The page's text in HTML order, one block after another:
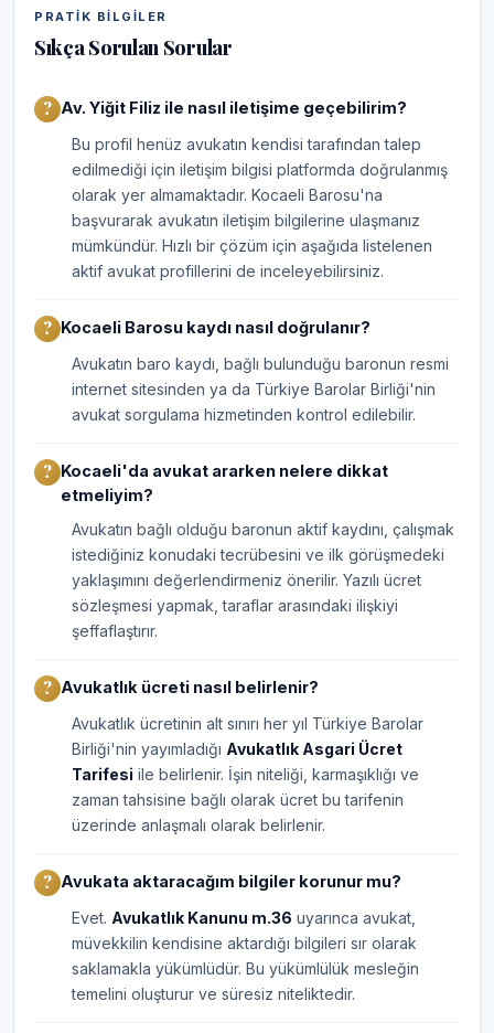
PRATIK BILGILER
Sıkça Sorulan Sorular
Av. Yiğit Filiz ile nasıl iletişime geçebilirim?
Bu profil henüz avukatın kendisi tarafından talep
edilmediği için iletişim bilgisi platformda doğrulanmış
olarak yer almamaktadır. Kocaeli Barosu'na
başvurarak avukatın iletişim bilgilerine ulaşmanız
mümkündür. Hızlı bir çözüm için aşağıda listelenen
aktif avukat profillerini de inceleyebilirsiniz.
Kocaeli Barosu kaydı nasıl doğrulanır?
Avukatın baro kaydı, bağlı bulunduğu baronun resmi
internet sitesinden ya da Türkiye Barolar Birliği'nin
avukat sorgulama hizmetinden kontrol edilebilir.
Kocaeli'da avukat ararken nelere dikkat
etmeliyim?
Avukatın bağlı olduğu baronun aktif kaydını, çalışmak
istediğiniz konudaki tecrübesini ve ilk görüşmedeki
yaklaşımını değerlendirmeniz önerilir. Yazılı ücret
sözleşmesi yapmak, taraflar arasındaki ilişkiyi
şeffaflaştırır.
Avukatlık ücreti nasıl belirlenir?
Avukatlık ücretinin alt sınırı her yıl Türkiye Barolar
Birliği'nin yayımladığı Avukatlık Asgari Ücret
Tarifesi ile belirlenir. İşin niteliği, karmaşıklığı ve
zaman tahsisine bağlı olarak ücret bu tarifenin
üzerinde anlaşmalı olarak belirlenir.
Avukata aktaracağım bilgiler korunur mu?
Evet. Avukatlık Kanunu m.36 uyarınca avukat,
müvekkilin kendisine aktardığı bilgileri sır olarak
saklamakla yükümlüdür. Bu yükümlülük mesleğin
temelini oluşturur ve süresiz niteliktedir.